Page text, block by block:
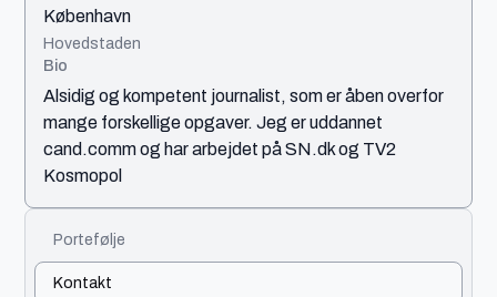
København
Hovedstaden
Bio
Alsidig og kompetent journalist, som er åben overfor
mange forskellige opgaver. Jeg er uddannet
cand.comm og har arbejdet på SN.dk og TV2
Kosmopol
Portefølje
Kontakt